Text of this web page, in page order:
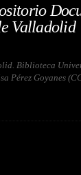
Valladolid
Biblioteca
Pérez Goyanes (